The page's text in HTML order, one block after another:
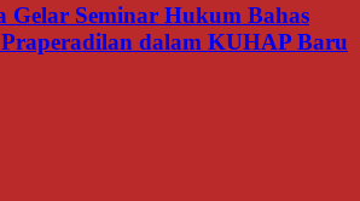
Gelar Seminar Hukum Bahas
dalam KUHAP Baru